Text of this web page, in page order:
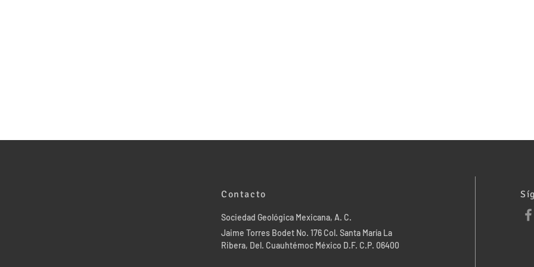
Contacto
Sociedad Geológica Mexicana, A. C.
Jaime Torres Bodet No. 176 Col. Santa María La
Ribera, Del. Cuauhtémoc México D.F. C.P. 06400